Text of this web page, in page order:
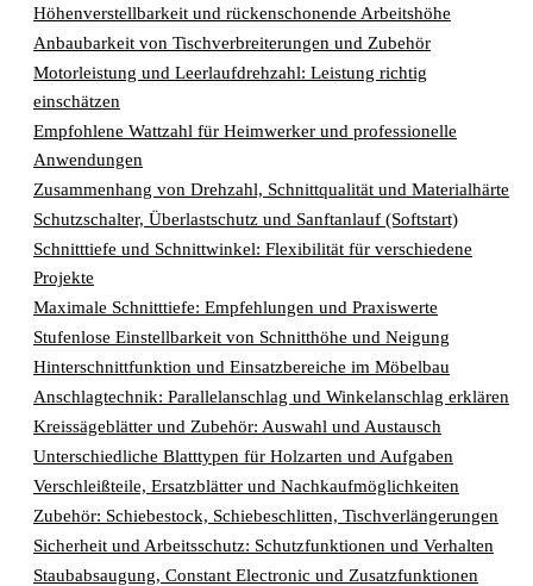
Höhenverstellbarkeit und rückenschonende Arbeitshöhe
Anbaubarkeit von Tischverbreiterungen und Zubehör
Motorleistung und Leerlaufdrehzahl: Leistung richtig
einschätzen
Empfohlene Wattzahl für Heimwerker und professionelle
Anwendungen
Zusammenhang von Drehzahl, Schnittqualität und Materialhärte
Schutzschalter, Überlastschutz und Sanftanlauf (Softstart)
Schnitttiefe und Schnittwinkel: Flexibilität für verschiedene
Projekte
Maximale Schnitttiefe: Empfehlungen und Praxiswerte
Stufenlose Einstellbarkeit von Schnitthöhe und Neigung
Hinterschnittfunktion und Einsatzbereiche im Möbelbau
Anschlagtechnik: Parallelanschlag und Winkelanschlag erklären
Kreissägeblätter und Zubehör: Auswahl und Austausch
Unterschiedliche Blatttypen für Holzarten und Aufgaben
Verschleißteile, Ersatzblätter und Nachkaufmöglichkeiten
Zubehör: Schiebestock, Schiebeschlitten, Tischverlängerungen
Sicherheit und Arbeitsschutz: Schutzfunktionen und Verhalten
Staubabsaugung, Constant Electronic und Zusatzfunktionen